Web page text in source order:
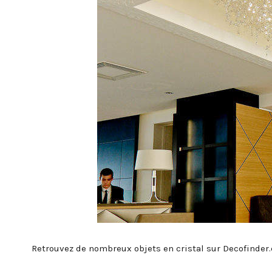
Retrouvez de nombreux objets en cristal sur